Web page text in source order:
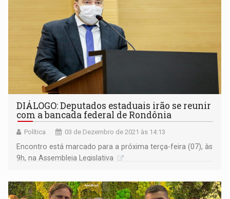
DIÁLOGO: Deputados estaduais irão se reunir
com a bancada federal de Rondônia
Política 03 de Dezembro de 2021 às 14:13
Encontro está marcado para a próxima terça-feira (07), às
9h, na Assembleia Legislativa